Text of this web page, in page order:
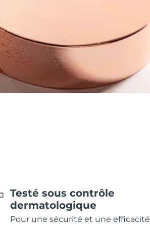
Testé sous contrôle
dermatologique
Pour une sécurité et une efficacité